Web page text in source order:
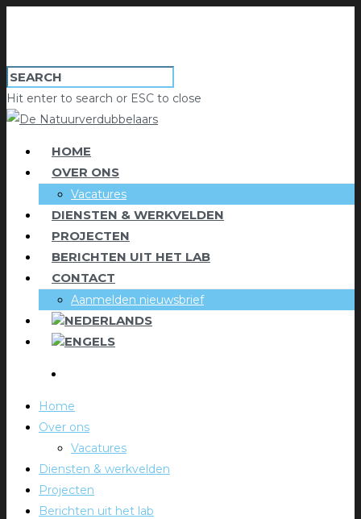
Hit enter to search or ESC to close
HOME
OVER ONS
Vacatures
DIENSTEN & WERKVELDEN
PROJECTEN
BERICHTEN UIT HET LAB
CONTACT
Aanmelden nieuwsbrief
Home
Over ons
Vacatures
Diensten & werkvelden
Projecten
Berichten uit het lab